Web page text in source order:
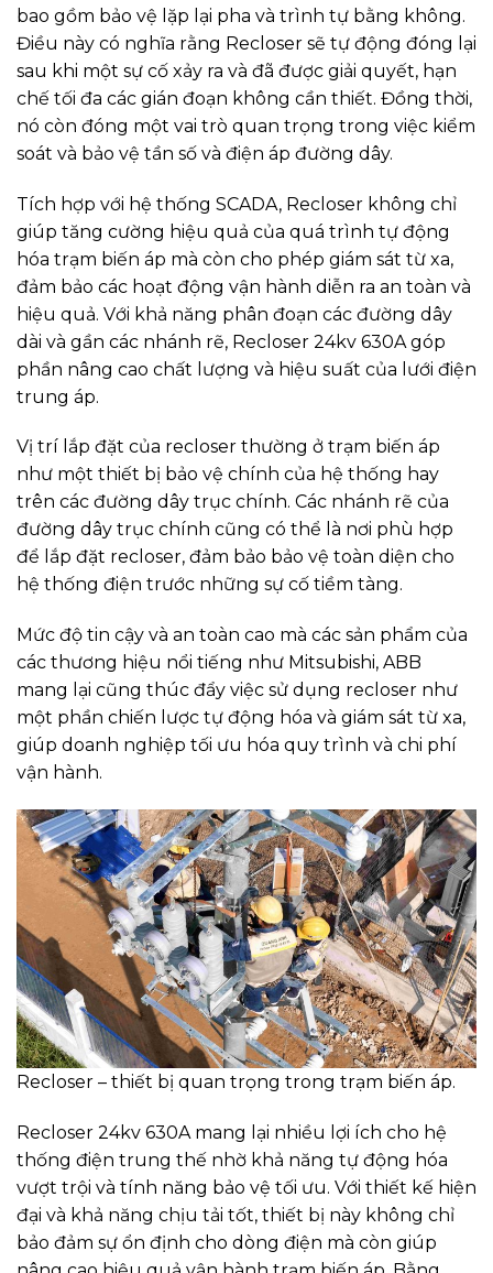
bao gồm bảo vệ lặp lại pha và trình tự bằng không.
Điều này có nghĩa rằng Recloser sẽ tự động đóng lại
sau khi một sự cố xảy ra và đã được giải quyết, hạn
chế tối đa các gián đoạn không cần thiết. Đồng thời,
nó còn đóng một vai trò quan trọng trong việc kiểm
soát và bảo vệ tần số và điện áp đường dây.
Tích hợp với hệ thống SCADA, Recloser không chỉ
giúp tăng cường hiệu quả của quá trình tự động
hóa trạm biến áp mà còn cho phép giám sát từ xa,
đảm bảo các hoạt động vận hành diễn ra an toàn và
hiệu quả. Với khả năng phân đoạn các đường dây
dài và gần các nhánh rẽ, Recloser 24kv 630A góp
phần nâng cao chất lượng và hiệu suất của lưới điện
trung áp.
Vị trí lắp đặt của recloser thường ở trạm biến áp
như một thiết bị bảo vệ chính của hệ thống hay
trên các đường dây trục chính. Các nhánh rẽ của
đường dây trục chính cũng có thể là nơi phù hợp
để lắp đặt recloser, đảm bảo bảo vệ toàn diện cho
hệ thống điện trước những sự cố tiềm tàng.
Mức độ tin cậy và an toàn cao mà các sản phẩm của
các thương hiệu nổi tiếng như Mitsubishi, ABB
mang lại cũng thúc đẩy việc sử dụng recloser như
một phần chiến lược tự động hóa và giám sát từ xa,
giúp doanh nghiệp tối ưu hóa quy trình và chi phí
vận hành.
Recloser – thiết bị quan trọng trong trạm biến áp.
Recloser 24kv 630A mang lại nhiều lợi ích cho hệ
thống điện trung thế nhờ khả năng tự động hóa
vượt trội và tính năng bảo vệ tối ưu. Với thiết kế hiện
đại và khả năng chịu tải tốt, thiết bị này không chỉ
bảo đảm sự ổn định cho dòng điện mà còn giúp